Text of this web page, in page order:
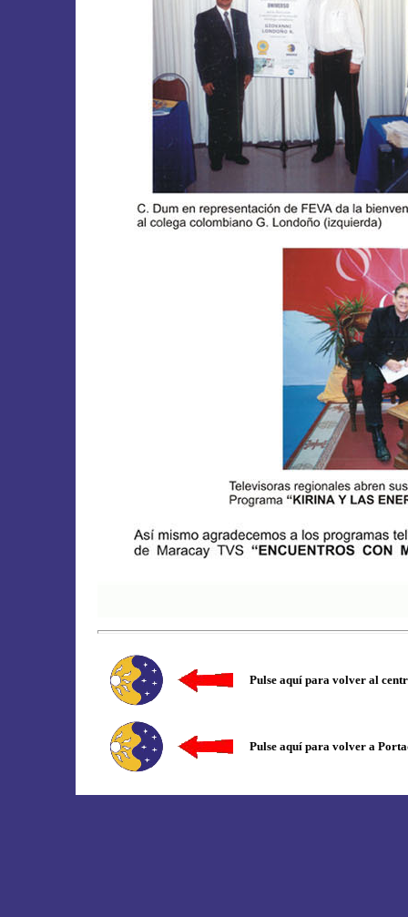
Pulse aquí para volver al
Pulse aquí para volver a